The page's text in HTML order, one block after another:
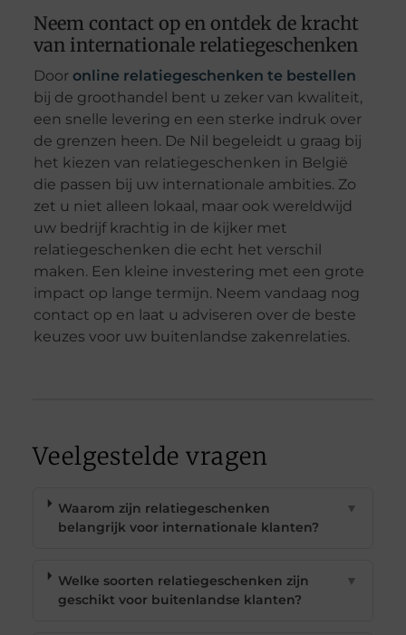
Neem contact op en ontdek de kracht
van internationale relatiegeschenken
Door online relatiegeschenken te bestellen
bij de groothandel bent u zeker van kwaliteit,
een snelle levering en een sterke indruk over
de grenzen heen. De Nil begeleidt u graag bij
het kiezen van relatiegeschenken in België
die passen bij uw internationale ambities. Zo
zet u niet alleen lokaal, maar ook wereldwijd
uw bedrijf krachtig in de kijker met
relatiegeschenken die echt het verschil
maken. Een kleine investering met een grote
impact op lange termijn. Neem vandaag nog
contact op en laat u adviseren over de beste
keuzes voor uw buitenlandse zakenrelaties.
Veelgestelde vragen
Waarom zijn relatiegeschenken
belangrijk voor internationale klanten?
▼
Welke soorten relatiegeschenken zijn
geschikt voor buitenlandse klanten?
▼